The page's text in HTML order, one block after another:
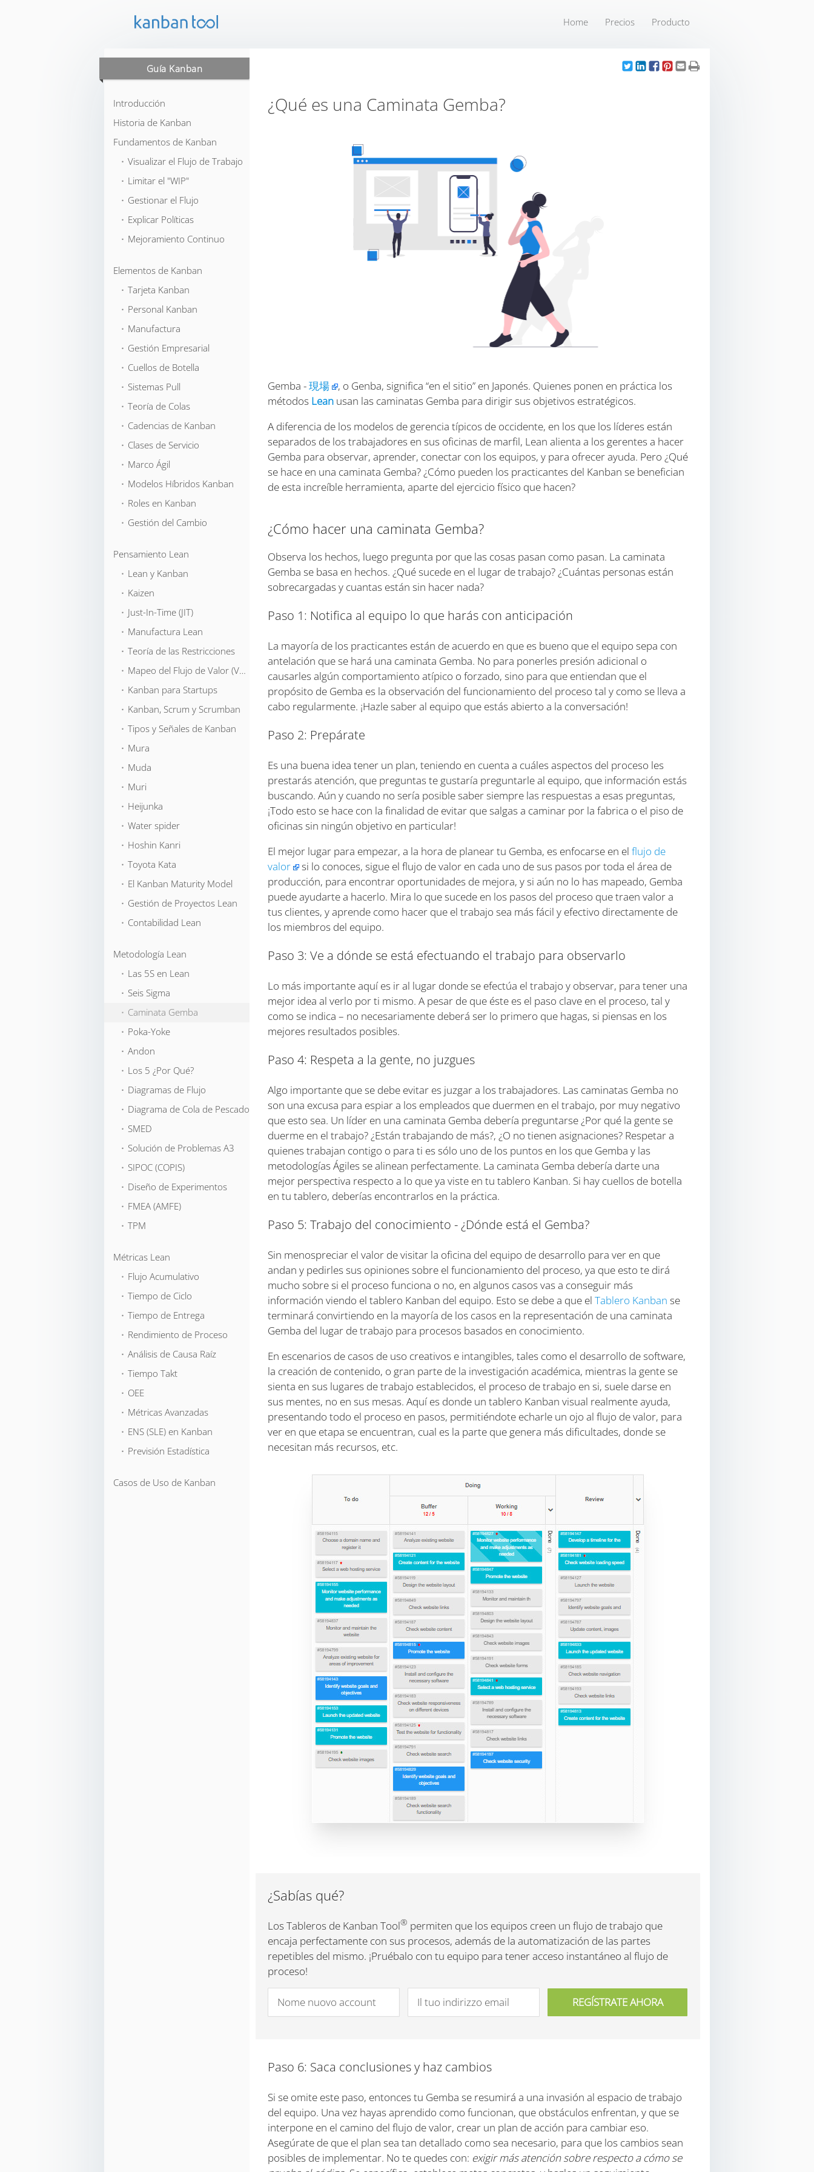
Home Precios Producto
Guía Kanban
Introducción
Historia de Kanban
Fundamentos de Kanban
⬞ Visualizar el Flujo de Trabajo
⬞ Limitar el "WIP"
⬞ Gestionar el Flujo
⬞ Explicar Políticas
⬞ Mejoramiento Continuo
Elementos de Kanban
⬞ Tarjeta Kanban
⬞ Personal Kanban
⬞ Manufactura
⬞ Gestión Empresarial
⬞ Cuellos de Botella
⬞ Sistemas Pull
⬞ Teoría de Colas
⬞ Cadencias de Kanban
⬞ Clases de Servicio
⬞ Marco Ágil
⬞ Modelos Híbridos Kanban
⬞ Roles en Kanban
⬞ Gestión del Cambio
Pensamiento Lean
⬞ Lean y Kanban
⬞ Kaizen
⬞ Just-In-Time (JIT)
⬞ Manufactura Lean
⬞ Teoría de las Restricciones
⬞ Mapeo del Flujo de Valor (VSM)
⬞ Kanban para Startups
⬞ Kanban, Scrum y Scrumban
⬞ Tipos y Señales de Kanban
⬞ Mura
⬞ Muda
⬞ Muri
⬞ Heijunka
⬞ Water spider
⬞ Hoshin Kanri
⬞ Toyota Kata
⬞ El Kanban Maturity Model
⬞ Gestión de Proyectos Lean
⬞ Contabilidad Lean
Metodología Lean
⬞ Las 5S en Lean
⬞ Seis Sigma
⬞ Caminata Gemba
⬞ Poka-Yoke
⬞ Andon
⬞ Los 5 ¿Por Qué?
⬞ Diagramas de Flujo
⬞ Diagrama de Cola de Pescado
⬞ SMED
⬞ Solución de Problemas A3
⬞ SIPOC (COPIS)
⬞ Diseño de Experimentos
⬞ FMEA (AMFE)
⬞ TPM
Métricas Lean
⬞ Flujo Acumulativo
⬞ Tiempo de Ciclo
⬞ Tiempo de Entrega
⬞ Rendimiento de Proceso
⬞ Análisis de Causa Raíz
⬞ Tiempo Takt
⬞ OEE
⬞ Métricas Avanzadas
⬞ ENS (SLE) en Kanban
⬞ Previsión Estadística
Casos de Uso de Kanban
¿Qué es una Caminata Gemba?
Gemba -現場
, o Genba, significa “en el sitio” en Japonés. Quienes ponen en práctica los
métodos Lean usan las caminatas Gemba para dirigir sus objetivos estratégicos.
A diferencia de los modelos de gerencia típicos de occidente, en los que los líderes están
separados de los trabajadores en sus oficinas de marfil, Lean alienta a los gerentes a hacer
Gemba para observar, aprender, conectar con los equipos, y para ofrecer ayuda. Pero ¿Qué
se hace en una caminata Gemba? ¿Cómo pueden los practicantes del Kanban se benefician
de esta increíble herramienta, aparte del ejercicio físico que hacen?
¿Cómo hacer una caminata Gemba?
Observa los hechos, luego pregunta por que las cosas pasan como pasan. La caminata
Gemba se basa en hechos. ¿Qué sucede en el lugar de trabajo? ¿Cuántas personas están
sobrecargadas y cuantas están sin hacer nada?
Paso 1: Notifica al equipo lo que harás con anticipación
La mayoría de los practicantes están de acuerdo en que es bueno que el equipo sepa con
antelación que se hará una caminata Gemba. No para ponerles presión adicional o
causarles algún comportamiento atípico o forzado, sino para que entiendan que el
propósito de Gemba es la observación del funcionamiento del proceso tal y como se lleva a
cabo regularmente. ¡Hazle saber al equipo que estás abierto a la conversación!
Paso 2: Prepárate
Es una buena idea tener un plan, teniendo en cuenta a cuáles aspectos del proceso les
prestarás atención, que preguntas te gustaría preguntarle al equipo, que información estás
buscando. Aún y cuando no sería posible saber siempre las respuestas a esas preguntas,
¡Todo esto se hace con la finalidad de evitar que salgas a caminar por la fabrica o el piso de
oficinas sin ningún objetivo en particular!
El mejor lugar para empezar, a la hora de planear tu Gemba, es enfocarse en el flujo de
valor
si lo conoces, sigue el flujo de valor en cada uno de sus pasos por toda el área de
producción, para encontrar oportunidades de mejora, y si aún no lo has mapeado, Gemba
puede ayudarte a hacerlo. Mira lo que sucede en los pasos del proceso que traen valor a
tus clientes, y aprende como hacer que el trabajo sea más fácil y efectivo directamente de
los miembros del equipo.
Paso 3: Ve a dónde se está efectuando el trabajo para observarlo
Lo más importante aquí es ir al lugar donde se efectúa el trabajo y observar, para tener una
mejor idea al verlo por ti mismo. A pesar de que éste es el paso clave en el proceso, tal y
como se indica – no necesariamente deberá ser lo primero que hagas, si piensas en los
mejores resultados posibles.
Paso 4: Respeta a la gente, no juzgues
Algo importante que se debe evitar es juzgar a los trabajadores. Las caminatas Gemba no
son una excusa para espiar a los empleados que duermen en el trabajo, por muy negativo
que esto sea. Un líder en una caminata Gemba debería preguntarse ¿Por qué la gente se
duerme en el trabajo? ¿Están trabajando de más?, ¿O no tienen asignaciones? Respetar a
quienes trabajan contigo o para ti es sólo uno de los puntos en los que Gemba y las
metodologías Ágiles se alinean perfectamente. La caminata Gemba debería darte una
mejor perspectiva respecto a lo que ya viste en tu tablero Kanban. Si hay cuellos de botella
en tu tablero, deberías encontrarlos en la práctica.
Paso 5: Trabajo del conocimiento - ¿Dónde está el Gemba?
Sin menospreciar el valor de visitar la oficina del equipo de desarrollo para ver en que
andan y pedirles sus opiniones sobre el funcionamiento del proceso, ya que esto te dirá
mucho sobre si el proceso funciona o no, en algunos casos vas a conseguir más
información viendo el tablero Kanban del equipo. Esto se debe a que el Tablero Kanban se
terminará convirtiendo en la mayoría de los casos en la representación de una caminata
Gemba del lugar de trabajo para procesos basados en conocimiento.
En escenarios de casos de uso creativos e intangibles, tales como el desarrollo de software,
la creación de contenido, o gran parte de la investigación académica, mientras la gente se
sienta en sus lugares de trabajo establecidos, el proceso de trabajo en si, suele darse en
sus mentes, no en sus mesas. Aquí es donde un tablero Kanban visual realmente ayuda,
presentando todo el proceso en pasos, permitiéndote echarle un ojo al flujo de valor, para
ver en que etapa se encuentran, cual es la parte que genera más dificultades, donde se
necesitan más recursos, etc.
¿Sabías qué?
Los Tableros de Kanban Tool® permiten que los equipos creen un flujo de trabajo que
encaja perfectamente con sus procesos, además de la automatización de las partes
repetibles del mismo. ¡Pruébalo con tu equipo para tener acceso instantáneo al flujo de
proceso!
Paso 6: Saca conclusiones y haz cambios
Si se omite este paso, entonces tu Gemba se resumirá a una invasión al espacio de trabajo
del equipo. Una vez hayas aprendido como funcionan, que obstáculos enfrentan, y que se
interpone en el camino del flujo de valor, crear un plan de acción para cambiar eso.
Asegúrate de que el plan sea tan detallado como sea necesario, para que los cambios sean
posibles de implementar. No te quedes con: exigir más atención sobre respecto a cómo se